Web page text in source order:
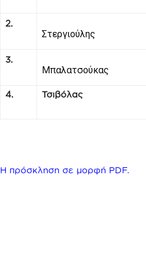
2.
Στεργιούλης
3.
Μπαλατσούκας
4. Τσιβόλας
Η πρόσκληση σε μορφή PDF.